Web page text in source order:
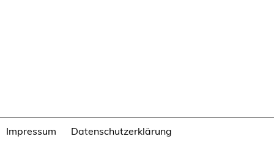
Impressum Datenschutzerklärung